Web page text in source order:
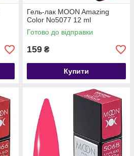
Гель-лак MOON Amazing
Color No5077 12 ml
Готово до відправки
159 ₴
Купити